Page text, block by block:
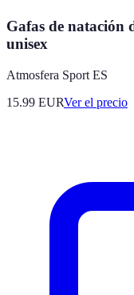
Gafas de natación
unisex
Atmosfera Sport ES
15.99 EURVer el precio